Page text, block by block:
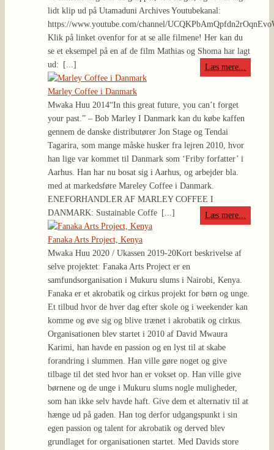
lidt klip ud på Utamaduni Archives Youtubekanal:
https://www.youtube.com/channel/
Klik på linket ovenfor for at se alle filmene! Her kan du
se et eksempel på en af de film Mathias og Shoma har lagt
ud:
[...] Læs mere...
Marley Coffee i Danmark
Mwaka Huu 2014“In this great future, you can’t forget
your past.” – Bob Marley I Danmark kan du købe kaffen
gennem de danske distributører Jon Stage og Tendai
Tagarira, som mange måske husker fra lejren 2010, hvor
han lige var kommet til Danmark som ‘Friby forfatter’ i
Aarhus. Han har nu bosat sig i Aarhus, og arbejder bla.
med at markedsføre Mareley Coffee i Danmark.
ENEFORHANDLER AF MARLEY COFFEE I
DANMARK: Sustainable Coffe [...] Læs mere...
Fanaka Arts Project, Kenya
Mwaka Huu 2020 / Ukassen 2019-20Kort beskrivelse af
selve projektet: Fanaka Arts Project er en
samfundsorganisation i Mukuru slums i Nairobi, Kenya.
Fanaka er et akrobatik og cirkus projekt for børn og unge.
Et tilbud hvor de hver dag efter skole og i weekender kan
komme og øve sig og blive trænet i akrobatik og cirkus.
Organisationen blev startet i 2010 af David Mwaura
Karimi, han havde en passion og en lyst til at skabe
forandring i slummen. Han ville gøre noget og give
tilbage til det sted hvor han er vokset op. Han ville give
børnene og de unge i Mukuru slums nogle muligheder,
som han ikke selv havde haft. Give dem et alternativ til at
hænge ud på gaden. Han tog derfor udgangspunkt i sin
egen passion og talent for akrobatik og derved blev
grundlaget for organisationen startet. Med Davids store